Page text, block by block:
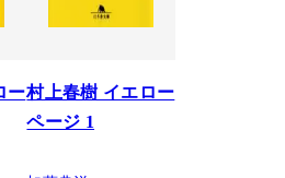
ー村上春樹 イエロー
ページ 1